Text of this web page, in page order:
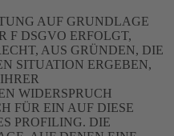
AUF GRUNDLAGE
F DSGVO ERFOLGT,
AUS GRÜNDEN, DIE
SITUATION ERGEBEN,
WIDERSPRUCH
FÜR EIN AUF DIESE
PROFILING. DIE